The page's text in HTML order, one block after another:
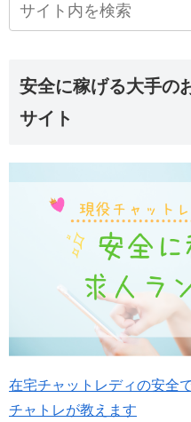
安全に稼げる大手の
サイト
在宅チャットレディの安全
チャトレが教えます